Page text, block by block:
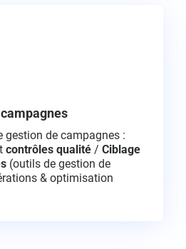
de campagnes :
contrôles qualité/ Ciblage
(outils de gestion de
& optimisation​